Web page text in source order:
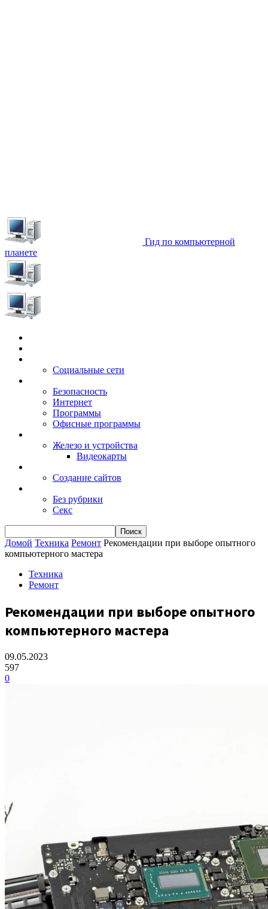
Гид по компьютерной
планете
Социальные сети
Безопасность
Интернет
Программы
Офисные программы
Железо и устройства
Видеокарты
Создание сайтов
Без рубрики
Секс
Домой Техника Ремонт Рекомендации при выборе опытного
компьютерного мастера
Техника
Ремонт
Рекомендации при выборе опытного
компьютерного мастера
09.05.2023
597
0